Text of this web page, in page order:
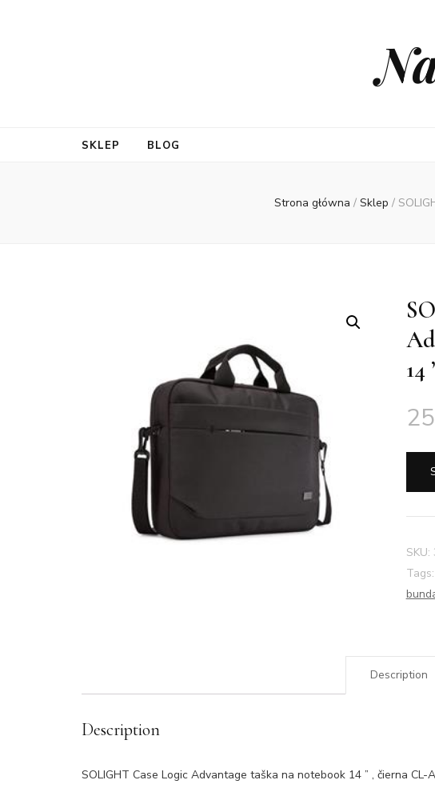
SKLEP BLOG
Strona główna / Sklep /
SKU:
Tags:
Description
Description
SOLIGHT Case Logic Advantage taška na notebook 14 ” , čierna CL-